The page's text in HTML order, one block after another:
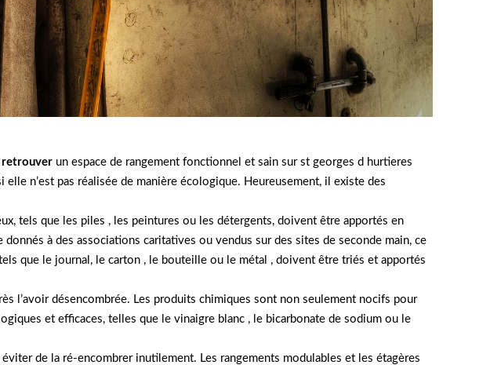
retrouver un espace de rangement fonctionnel et sain sur st georges d hurtieres
n’est pas réalisée de manière écologique. Heureusement, il existe des
tels que les piles , les peintures ou les détergents, doivent être apportés en
à des associations caritatives ou vendus sur des sites de seconde main, ce
que le journal, le carton , le bouteille ou le métal , doivent être triés et apportés
l’avoir désencombrée. Les produits chimiques sont non seulement nocifs pour
et efficaces, telles que le vinaigre blanc , le bicarbonate de sodium ou le
de la ré-encombrer inutilement. Les rangements modulables et les étagères